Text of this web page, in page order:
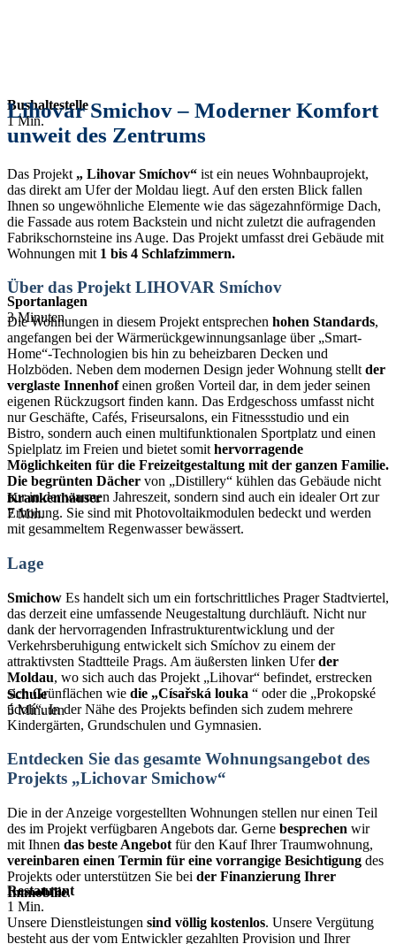
Bushaltestelle
1 Min.
Sportanlagen
3 Minuten
Krankenhäuser
7 Min.
Schule
5 Minuten
Restaurant
1 Min.
Lihovar Smichov – Moderner Komfort
unweit des Zentrums
Das Projekt „ Lihovar Smíchov“ ist ein neues Wohnbauprojekt,
das direkt am Ufer der Moldau liegt. Auf den ersten Blick fallen
Ihnen so ungewöhnliche Elemente wie das sägezahnförmige Dach,
die Fassade aus rotem Backstein und nicht zuletzt die aufragenden
Fabrikschornsteine ins Auge. Das Projekt umfasst drei Gebäude mit
Wohnungen mit 1 bis 4 Schlafzimmern.
Über das Projekt LIHOVAR Smíchov
Die Wohnungen in diesem Projekt entsprechen hohen Standards,
angefangen bei der Wärmerückgewinnungsanlage über „Smart-
Home“-Technologien bis hin zu beheizbaren Decken und
Holzböden. Neben dem modernen Design jeder Wohnung stellt der
verglaste Innenhofeinen großen Vorteil dar, in dem jeder seinen
eigenen Rückzugsort finden kann. Das Erdgeschoss umfasst nicht
nur Geschäfte, Cafés, Friseursalons, ein Fitnessstudio und ein
Bistro, sondern auch einen multifunktionalen Sportplatz und einen
Spielplatz im Freien und bietet somit hervorragende
Möglichkeiten für die Freizeitgestaltung mit der ganzen Familie.
Die begrünten Dächer von „Distillery“ kühlen das Gebäude nicht
nur in der warmen Jahreszeit, sondern sind auch ein idealer Ort zur
Erholung. Sie sind mit Photovoltaikmodulen bedeckt und werden
mit gesammeltem Regenwasser bewässert.
Lage
Smichow Es handelt sich um ein fortschrittliches Prager Stadtviertel,
das derzeit eine umfassende Neugestaltung durchläuft. Nicht nur
dank der hervorragenden Infrastrukturentwicklung und der
Verkehrsberuhigung entwickelt sich Smíchov zu einem der
attraktivsten Stadtteile Prags. Am äußersten linken Uferder
Moldau, wo sich auch das Projekt „Lihovar“ befindet, erstrecken
sich Grünflächen wie die „Císařská louka “ oder die „Prokopské
údolí“. In der Nähe des Projekts befinden sich zudem mehrere
Kindergärten, Grundschulen und Gymnasien.
Entdecken Sie das gesamte Wohnungsangebot des
Projekts „Lichovar Smichow“
Die in der Anzeige vorgestellten Wohnungen stellen nur einen Teil
des im Projekt verfügbaren Angebots dar. Gerne besprechen wir
mit Ihnen das beste Angebot für den Kauf Ihrer Traumwohnung,
vereinbaren einen Termin für eine vorrangige Besichtigung des
Projekts oder unterstützen Sie bei der Finanzierung Ihrer
Immobilie.
Unsere Dienstleistungen sind völlig kostenlos. Unsere Vergütung
besteht aus der vom Entwickler gezahlten Provision und Ihrer